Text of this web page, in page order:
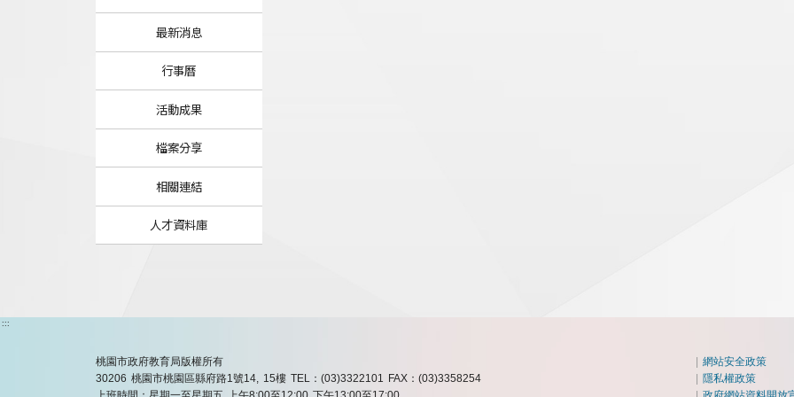
最新消息
行事曆
活動成果
檔案分享
相關連結
人才資料庫
:::
桃園市政府教育局版權所有
30206 桃園市桃園區縣府路1號14, 15樓 TEL：(03)3322101
FAX：(03)3358254
|網站安全政策
|隱私權政策